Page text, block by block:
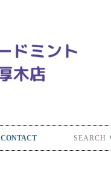
CONTACT